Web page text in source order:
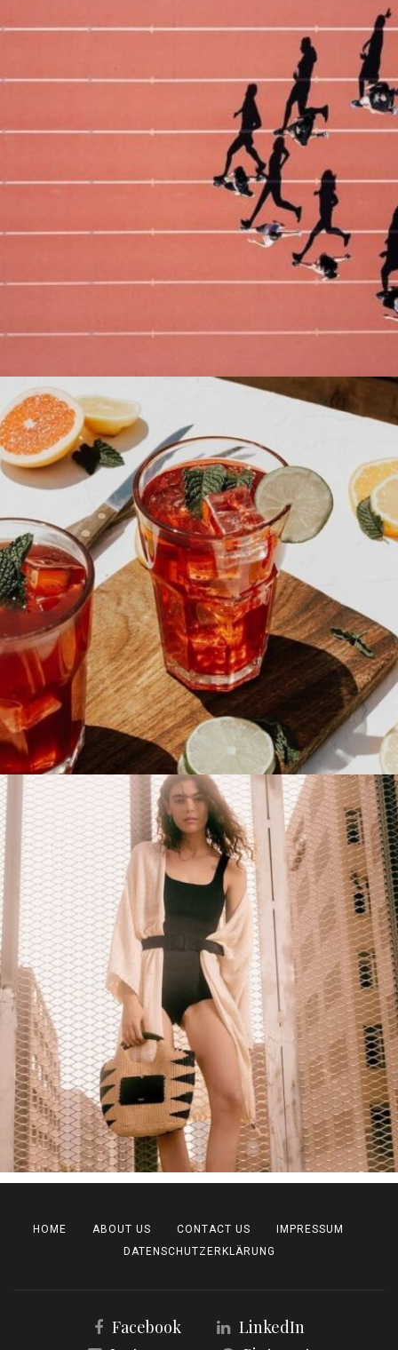
HOME ABOUT US CONTACT US
IMPRESSUM
DATENSCHUTZERKLÄRUNG
Facebook
LinkedIn